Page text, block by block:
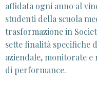
affidata ogni anno al
studenti della scuola
trasformazione in
sette finalità specifiche
aziendale, monitorate
di performance.